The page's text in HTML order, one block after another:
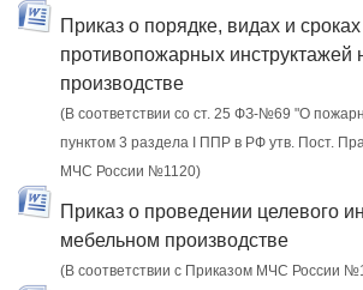
Приказ о порядке, видах и
противопожарных инструктажей
производстве
(В соответствии со ст. 25 ФЗ-№69 "О
пунктом 3 раздела I ППР в РФ утв. Пост.
МЧС России №1120)
Приказ о проведении целевого
мебельном производстве
(В соответствии с Приказом МЧС России